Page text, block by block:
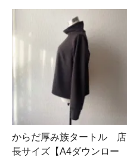
からだ厚み族タートル 店
長サイズ【A4ダウンロー